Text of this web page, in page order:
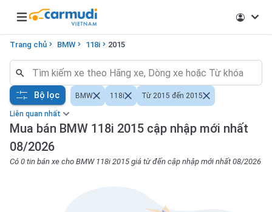
Open main menu
Trang chủ BMW 118i 2015
Liên quan nhất
Mua bán BMW 118i 2015 cập nhập mới nhất
08/2026
Có 0 tin bán xe cho BMW 118i 2015 giá từ đến cập nhập mới nhất 08/2026
Bộ lọc BMW 118i Từ 2015 đến 2015